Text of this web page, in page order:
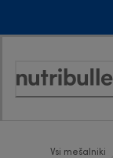
Accessibility
Vsi mešalniki